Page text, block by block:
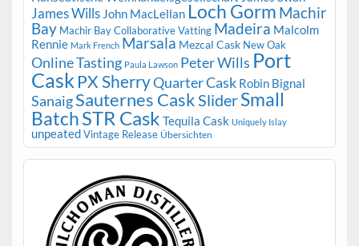
James Wills John MacLellan Loch Gorm Machir
Bay Machir Bay Collaborative Vatting Madeira Malcolm
Rennie Mark French Marsala Mezcal Cask New Oak
Online Tasting Paula Lawson Peter Wills Port
Cask PX SherryQuarter Cask Robin Bignal
SanaigSauternes CaskSliderSmall
BatchSTR Cask Tequila Cask Uniquely Islay
unpeatedVintage Release Übersichten